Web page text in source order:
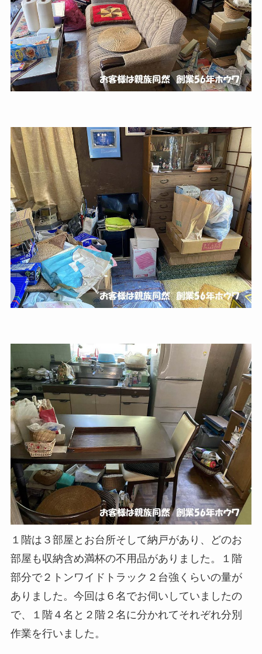
１階は３部屋とお台所そして納戸があり、どのお
部屋も収納含め満杯の不用品がありました。１階
部分で２トンワイドトラック２台強くらいの量が
ありました。今回は６名でお伺いしていましたの
で、１階４名と２階２名に分かれてそれぞれ分別
作業を行いました。